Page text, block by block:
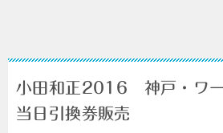
小田和正2016 神戸・ワー
当日引換券販売